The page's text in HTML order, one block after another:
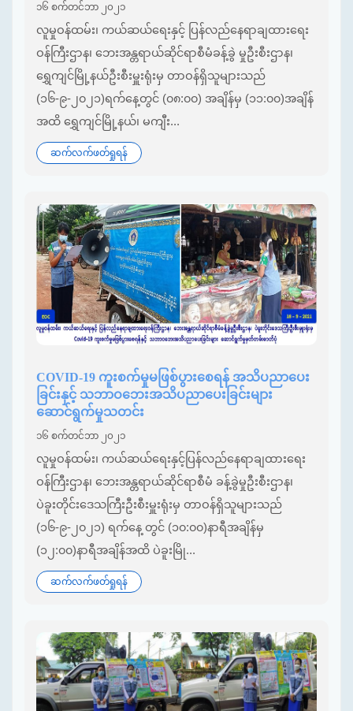
၁၆ စက်တင်ဘာ ၂၀၂၁
လူမှုဝန်ထမ်း၊ ကယ်ဆယ်ရေးနှင့် ပြန်လည်နေရာချထားရေး
ဝန်ကြီးဌာန၊ ဘေးအန္တရာယ်ဆိုင်ရာစီမံခန့်ခွဲ မှုဦးစီးဌာန၊
ရွှေကျင်မြို့နယ်ဦးစီးမှူးရုံးမှ တာဝန်ရှိသူများသည်
(၁၆-၉-၂၀၂၁)ရက်နေ့တွင် (၀၈:၀၀) အချိန်မှ (၁၁:၀၀)အချိန်
အထိ ရွှေကျင်မြို့နယ်၊ မကျီး...
ဆက်လက်ဖတ်ရှုရန်
COVID-19 ကူးစက်မှုမဖြစ်ပွားစေရန် အသိပညာပေး
ခြင်းနှင့် သဘာဝဘေးအသိပညာပေးခြင်းများ
ဆောင်ရွက်မှုသတင်း
၁၆ စက်တင်ဘာ ၂၀၂၁
လူမှုဝန်ထမ်း၊ ကယ်ဆယ်ရေးနှင့်ပြန်လည်နေရာချထားရေး
ဝန်ကြီးဌာန၊ ဘေးအန္တရာယ်ဆိုင်ရာစီမံ ခန့်ခွဲမှုဦးစီးဌာန၊
ပဲခူးတိုင်းဒေသကြီးဦးစီးမှူးရုံးမှ တာဝန်ရှိသူများသည်
(၁၆-၉-၂၀၂၁) ရက်နေ့ တွင် (၁၀:၀၀)နာရီအချိန်မှ
(၁၂:၀၀)နာရီအချိန်အထိ ပဲခူးမြို...
ဆက်လက်ဖတ်ရှုရန်